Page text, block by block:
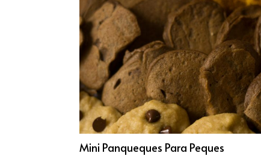
Mini Panqueques Para Peques